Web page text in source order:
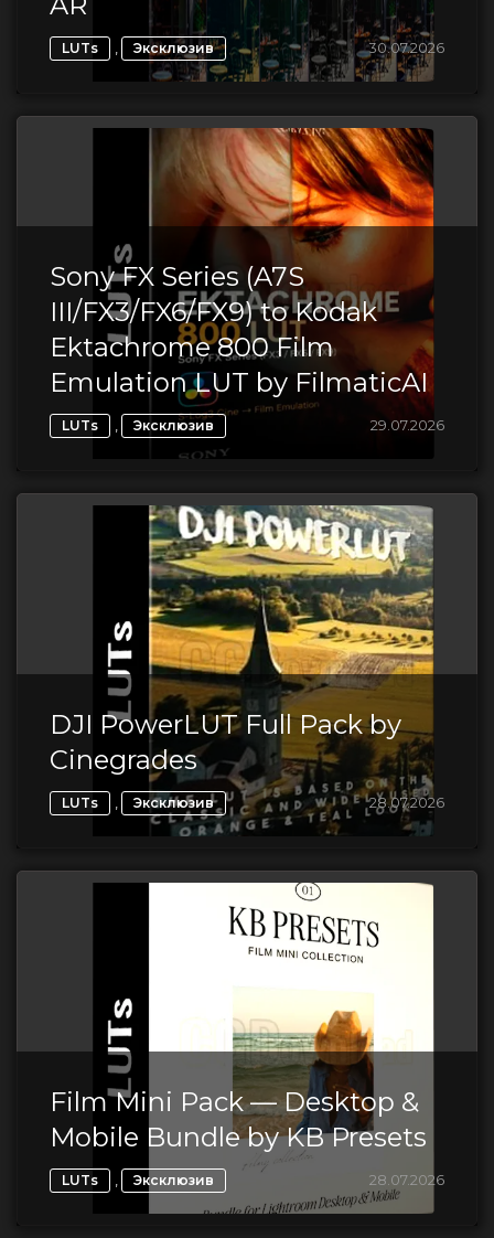
LUTs , Эксклюзив 30.07.2026
Sony FX Series (A7S
III/FX3/FX6/FX9) to Kodak
Ektachrome 800 Film
Emulation LUT by FilmaticAI
LUTs , Эксклюзив 29.07.2026
DJI PowerLUT Full Pack by
Cinegrades
LUTs , Эксклюзив 28.07.2026
Film Mini Pack — Desktop &
Mobile Bundle by KB Presets
LUTs , Эксклюзив 28.07.2026